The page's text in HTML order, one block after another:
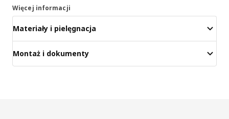
Więcej informacji
Materiały i pielęgnacja
Montaż i dokumenty